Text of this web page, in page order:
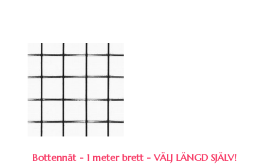
Bottennät - 1 meter brett - VÄLJ LÄNGD SJÄLV!